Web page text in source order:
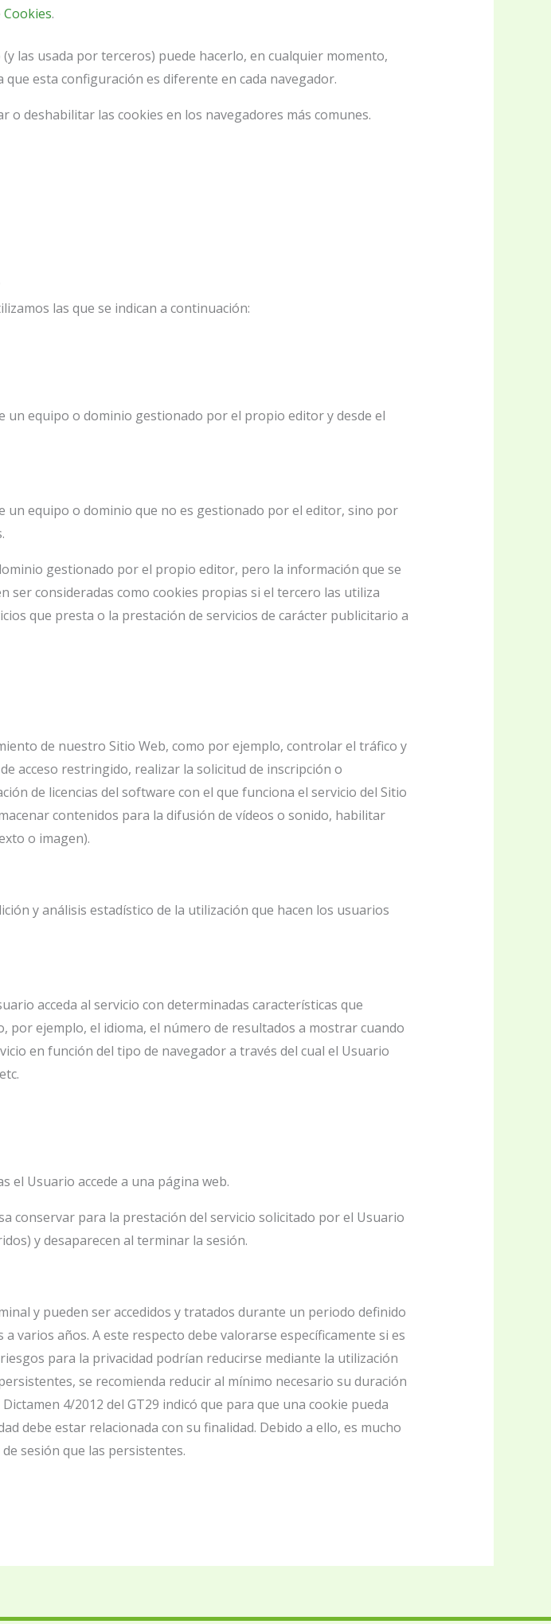
Cookies.
las usada por terceros) puede hacerlo, en cualquier momento,
esta configuración es diferente en cada navegador.
deshabilitar las cookies en los navegadores más comunes.
las que se indican a continuación:
un equipo o dominio gestionado por el propio editor y desde el
un equipo o dominio que no es gestionado por el editor, sino por
gestionado por el propio editor, pero la información que se
consideradas como cookies propias si el tercero las utiliza
que presta o la prestación de servicios de carácter publicitario a
de nuestro Sitio Web, como por ejemplo, controlar el tráfico y
acceso restringido, realizar la solicitud de inscripción o
de licencias del software con el que funciona el servicio del Sitio
contenidos para la difusión de vídeos o sonido, habilitar
o imagen).
y análisis estadístico de la utilización que hacen los usuarios
acceda al servicio con determinadas características que
por ejemplo, el idioma, el número de resultados a mostrar cuando
en función del tipo de navegador a través del cual el Usuario
el Usuario accede a una página web.
conservar para la prestación del servicio solicitado por el Usuario
y desaparecen al terminar la sesión.
y pueden ser accedidos y tratados durante un periodo definido
varios años. A este respecto debe valorarse específicamente si es
para la privacidad podrían reducirse mediante la utilización
se recomienda reducir al mínimo necesario su duración
4/2012 del GT29 indicó que para que una cookie pueda
debe estar relacionada con su finalidad. Debido a ello, es mucho
sesión que las persistentes.